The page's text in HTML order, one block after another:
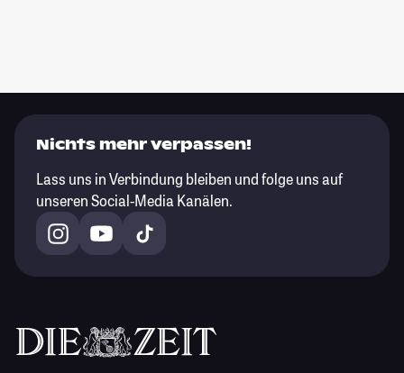
Nichts mehr verpassen!
Lass uns in Verbindung bleiben und folge uns auf
unseren Social-Media Kanälen.